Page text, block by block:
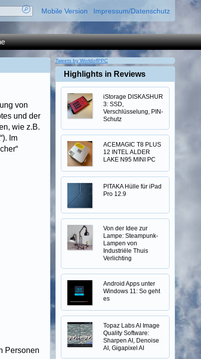
Mobile Version Impressum/Datenschutz
von
und der
wie z.B.
Im
Personen
Tweets by WorldofPPC
Highlights in Reviews
iStorage DISKASHUR
3: SSD,
Verschlüsselung, PIN-
Schutz
ACEMAGIC T8 PLUS
12 INTEL ALDER
LAKE N95 MINI PC
PITAKA Hülle für iPad
Pro 12.9
Von der Idee zur
Lampe: Steampunk-
Lampen von
Industriële Thuis
Verlichting
Android Apps unter
Windows 11: So geht
es
Topaz Labs AI Image
Quality Software:
Sharpen AI, Denoise
AI, Gigapixel AI